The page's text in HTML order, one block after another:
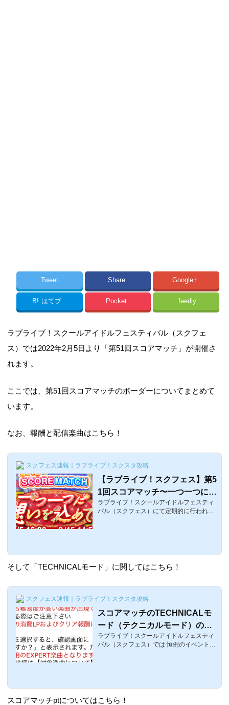
Tweet Share Google+
B! はてブ Pocket feedly
ラブライブ！スクールアイドルフェスティバル（スクフェ
ス）では2022年2月5日より「第51回スコアマッチ」が開催さ
れます。
ここでは、第51回スコアマッチのボーダーについてまとめて
います。
なお、報酬と配信楽曲はこちら！
スクフェス速報｜ラブライブ！スクスタ攻略
【ラブライブ！スクフェス】第5
1回スコアマッチ〜一つ一つに想
いを込めて〜の報酬と配信楽曲
【μ'sイベント】
ラブライブ！スクールアイドルフェスティ
バル（スクフェス）にて定期的に行われて
トを稼ぐイベントであり、スタンプのやり
取りなどが面白いイベントになるのです
が、そんな51回目の第51回スコアマッチ〜
なのか？などの予習をしていきましょう！
アマッ...
そして「TECHNICALモード」に関してはこちら！
スクフェス速報｜ラブライブ！スクスタ攻略
スコアマッチのTECHNICALモ
ード（テクニカルモード）の難
易度は上級者向け ラブライ
ブ！スクフェス
ラブライブ！スクールアイドルフェスティ
バル（スクフェス）では 恒例のイベントで
Lモード（テクニカルモード）」という EX
のさらに上の難易度が登場しました！今ま
スコアマッチptについてはこちら！